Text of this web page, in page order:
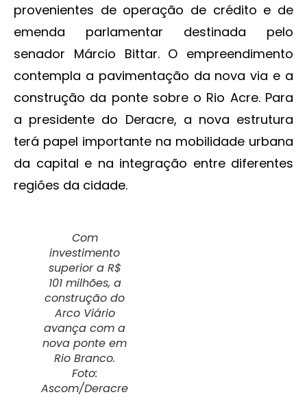
provenientes de operação de crédito e de
emenda parlamentar destinada pelo
senador Márcio Bittar. O empreendimento
contempla a pavimentação da nova via e a
construção da ponte sobre o Rio Acre. Para
a presidente do Deracre, a nova estrutura
terá papel importante na mobilidade urbana
da capital e na integração entre diferentes
regiões da cidade.
Com
investimento
superior a R$
101 milhões, a
construção do
Arco Viário
avança com a
nova ponte em
Rio Branco.
Foto:
Ascom/Deracre